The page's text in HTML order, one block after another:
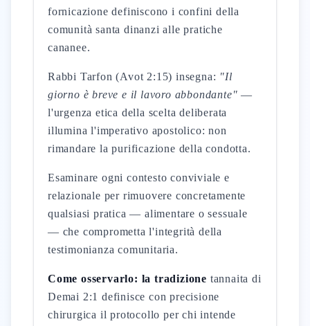
fornicazione definiscono i confini della
comunità santa dinanzi alle pratiche
cananee.
Rabbi Tarfon (Avot 2:15) insegna: "Il
giorno è breve e il lavoro abbondante" —
l'urgenza etica della scelta deliberata
illumina l'imperativo apostolico: non
rimandare la purificazione della condotta.
Esaminare ogni contesto conviviale e
relazionale per rimuovere concretamente
qualsiasi pratica — alimentare o sessuale
— che comprometta l'integrità della
testimonianza comunitaria.
Come osservarlo: la tradizione tannaita di
Demai 2:1 definisce con precisione
chirurgica il protocollo per chi intende